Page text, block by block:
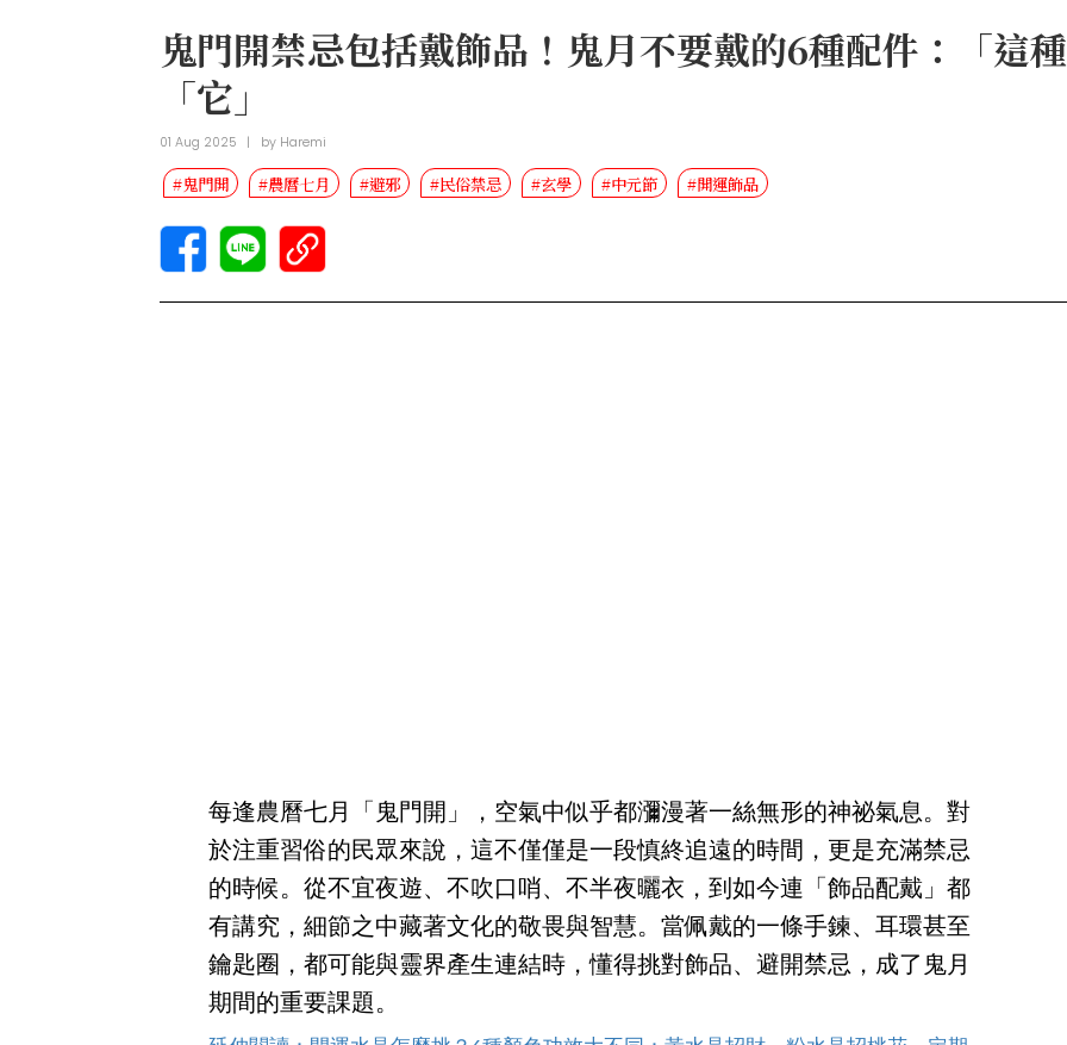
鬼門開禁忌包括戴飾品！鬼月不要戴的6種配件：「這
「它」
01 Aug 2025 | by Haremi
#鬼門開 #農曆七月 #避邪 #民俗禁忌 #玄學 #中元節 #開運飾品
每逢農曆七月「鬼門開」，空氣中似乎都瀰漫著一絲無形的神祕氣息。對
於注重習俗的民眾來說，這不僅僅是一段慎終追遠的時間，更是充滿禁忌
的時候。從不宜夜遊、不吹口哨、不半夜曬衣，到如今連「飾品配戴」都
有講究，細節之中藏著文化的敬畏與智慧。當佩戴的一條手鍊、耳環甚至
鑰匙圈，都可能與靈界產生連結時，懂得挑對飾品、避開禁忌，成了鬼月
期間的重要課題。